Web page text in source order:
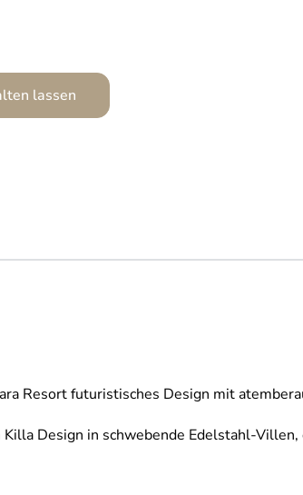
lassen
Resort futuristisches Design mit
Design in schwebende Edelstahl-